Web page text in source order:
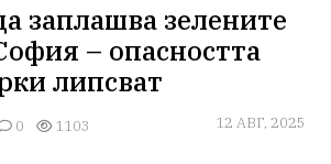
заплашва зелените
– опасността
липсват
0 1103 12 АВГ, 2025